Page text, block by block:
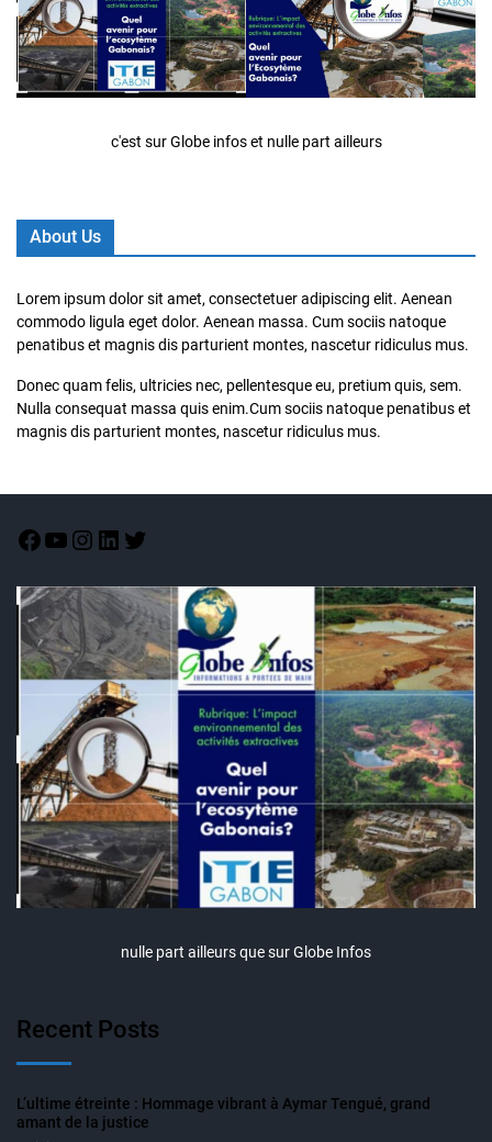
c'est sur Globe infos et nulle part ailleurs
About Us
Lorem ipsum dolor sit amet, consectetuer adipiscing elit. Aenean
commodo ligula eget dolor. Aenean massa. Cum sociis natoque
penatibus et magnis dis parturient montes, nascetur ridiculus mus.
Donec quam felis, ultricies nec, pellentesque eu, pretium quis, sem.
Nulla consequat massa quis enim.Cum sociis natoque penatibus et
magnis dis parturient montes, nascetur ridiculus mus.
nulle part ailleurs que sur Globe Infos
Recent Posts
L’ultime étreinte : Hommage vibrant à Aymar Tengué, grand
amant de la justice